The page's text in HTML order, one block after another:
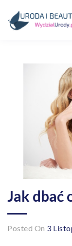
content
Jak dbać
Posted On 3